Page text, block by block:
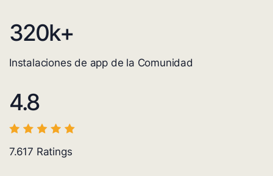
320k+
Instalaciones de app de la Comunidad
4.8
7.617 Ratings